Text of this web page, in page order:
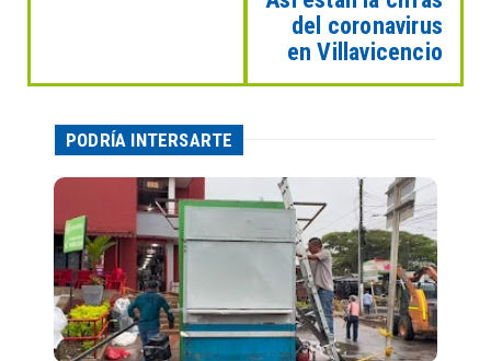
del coronavirus
en Villavicencio
PODRÍA INTERSARTE